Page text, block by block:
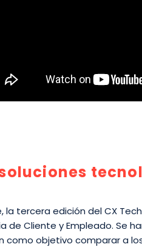
la tercera edición del CX
de Cliente y Empleado. Se
como objetivo comparar a